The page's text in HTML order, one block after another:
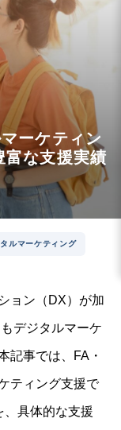
ーケティン
富な支援実績
ルマーケティング
ョン（DX）が加
デジタルマーケ
記事では、FA・
ティング支援で
、具体的な支援